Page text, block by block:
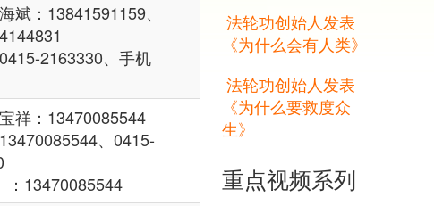
斌：13841591159、
2163330、手机
祥：13470085544
、0415-
13470085544
法轮功创始人发表
《为什么会有人类》
法轮功创始人发表
《为什么要救度众
生》
重点视频系列